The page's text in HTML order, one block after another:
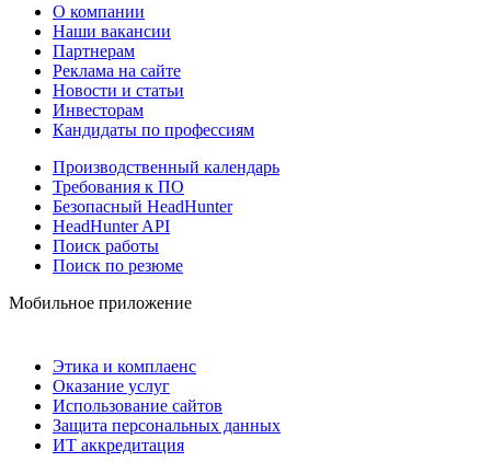
О компании
Наши вакансии
Партнерам
Реклама на сайте
Новости и статьи
Инвесторам
Кандидаты по профессиям
Производственный календарь
Требования к ПО
Безопасный HeadHunter
HeadHunter API
Поиск работы
Поиск по резюме
Мобильное приложение
Этика и комплаенс
Оказание услуг
Использование сайтов
Защита персональных данных
ИТ аккредитация